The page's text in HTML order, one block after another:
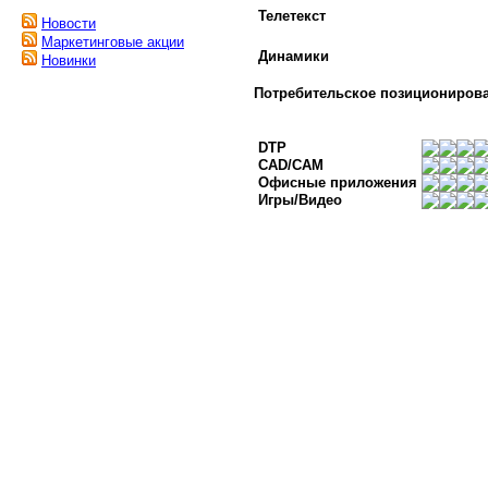
Новости
Маркетинговые акции
Новинки
Телетекст
Динамики
Потребительское
DTP
CAD/CAM
Офисные приложения
Игры/Видео